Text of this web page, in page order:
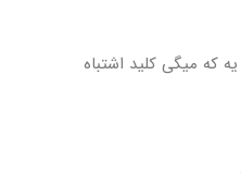
که میگی کلید اشتباه